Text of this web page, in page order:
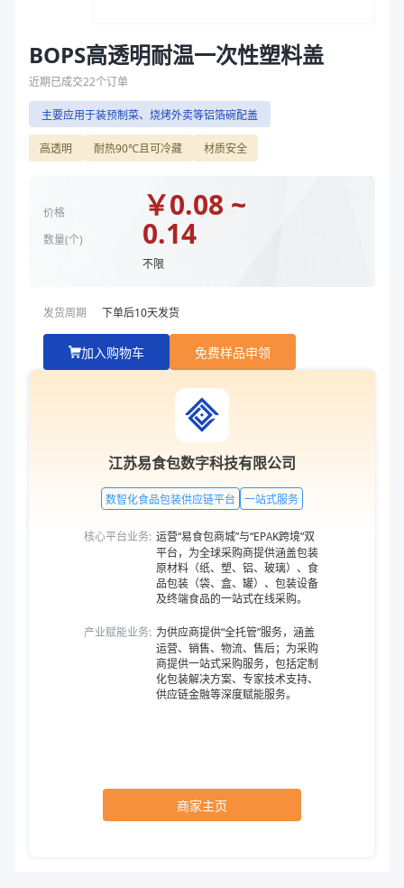
长度（mm）
212
宽度（mm）
150
克重（g）
4.3、5.43、7、7.14、8.1
直径（mm）
170、180、210、227
BOPS高透明耐温一次性塑料盖
近期已成交22个订单
主要应用于装预制菜、烧烤外卖等铝箔碗配盖
高透明 耐热90℃且可冷藏 材质安全
价格
数量(个)
￥0.08 ~
0.14
不限
发货周期 下单后10天发货
加入购物车 免费样品申领
江苏易食包数字科技有限公司
数智化食品包装供应链平台 一站式服务
核心平台业务: 运营“易食包商城”与“EPAK跨境”双
平台，为全球采购商提供涵盖包装
原材料（纸、塑、铝、玻璃）、食
品包装（袋、盒、罐）、包装设备
及终端食品的一站式在线采购。
产业赋能业务: 为供应商提供“全托管”服务，涵盖
运营、销售、物流、售后；为采购
商提供一站式采购服务，包括定制
化包装解决方案、专家技术支持、
供应链金融等深度赋能服务。
商家主页